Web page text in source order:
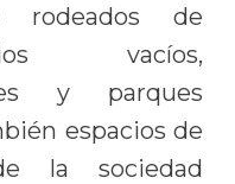
rodeados de
vacíos,
y parques
espacios de
la sociedad